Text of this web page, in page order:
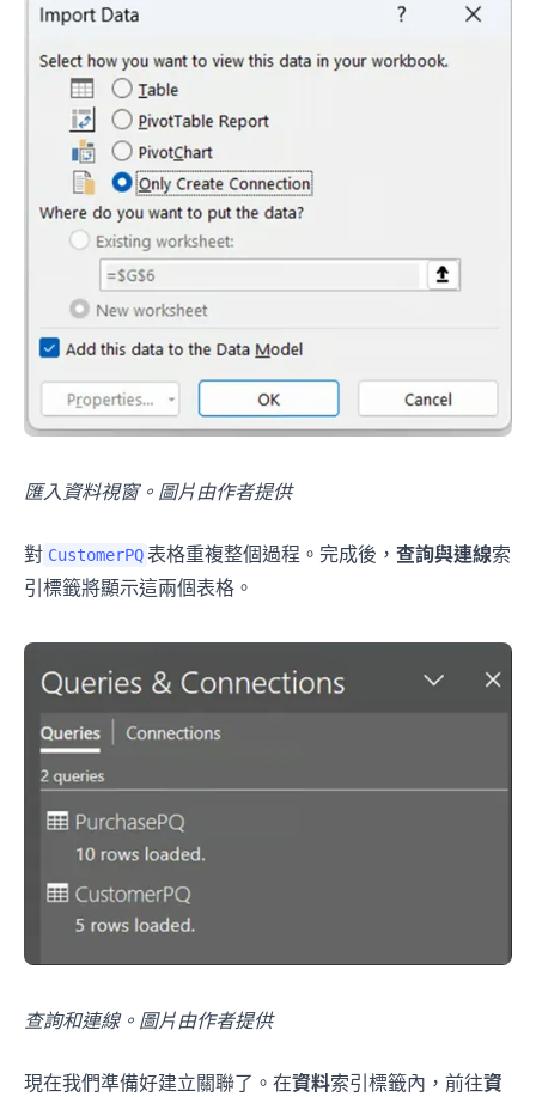
匯入資料視窗。圖片由作者提供
對 CustomerPQ 表格重複整個過程。完成後， 查詢與連線索
引標籤將顯示這兩個表格。
查詢和連線。圖片由作者提供
現在我們準備好建立關聯了。在資料索引標籤內，前往資